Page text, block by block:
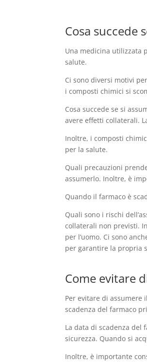
Cosa succede
Una medicina utilizzata
salute.
Ci sono diversi motivi
i composti chimici si
Cosa succede se si
avere effetti collaterali.
Inoltre, i composti
per la salute.
Quali precauzioni
assumerlo. Inoltre, è
Quando il farmaco è
Quali sono i rischi
collaterali non previsti.
per l’uomo. Ci sono
per garantire la propria
Come evitare
Per evitare di assumere
scadenza del farmaco
La data di scadenza del
sicurezza. Quando si
Inoltre, è importante